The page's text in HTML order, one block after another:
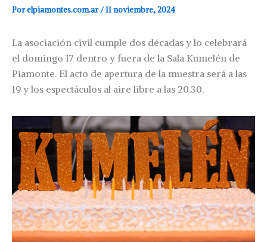
Porelpiamontes.com.ar/11 noviembre, 2024
La asociación civil cumple dos décadas y lo celebrará
el domingo 17 dentro y fuera de la Sala Kumelén de
Piamonte. El acto de apertura de la muestra será a las
19 y los espectáculos al aire libre a las 20.30.